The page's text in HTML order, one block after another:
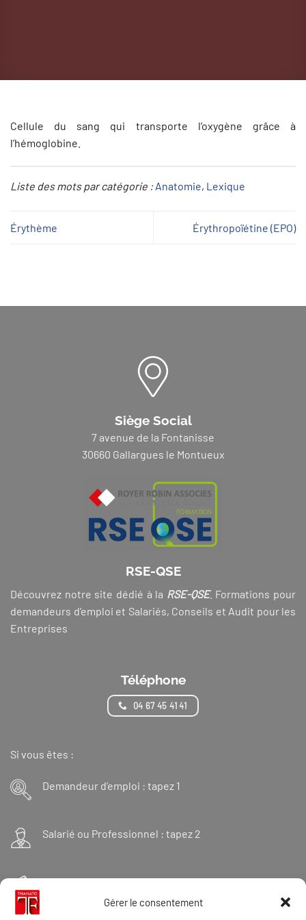
Gérer le consentement
Cellule du sang qui transporte l’oxygène grâce à
l’hémoglobine.
Liste des mots par catégorie : Anatomie, Lexique
Érythème Érythropoïétine (EPO)
Siège Social
7 avenue de la Fontanisse
30660 Gallargues le Montueux
RSE-QSE
Découvrez notre site dédié à la RSE-QSE. Formations pour
demandeurs d’emploi et Salariés, Conseils et Audit pour les
Entreprises
Téléphone
04 67 45 41 41
Si vous êtes :
Demandeur d’emploi : tapez 1
Salarié ou Professionnel : tapez 2
Financeur : tapez 3